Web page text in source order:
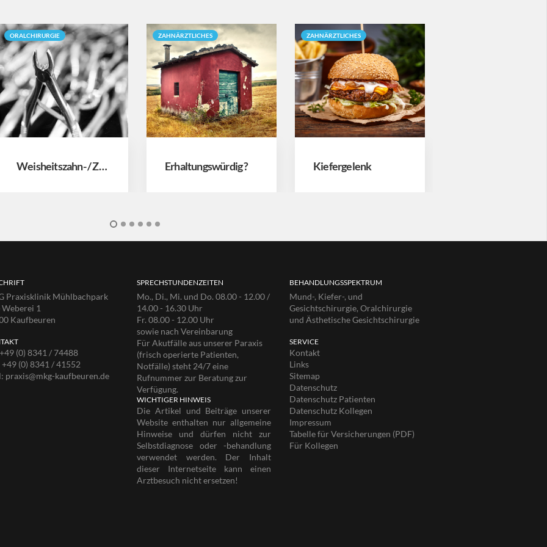
ORALCHIRURGIE
Weisheitszahn- / Zahnentfernung
ZAHNÄRZTLICHES
Erhaltungswürdig ?
ZAHNÄRZTLICHES
Kiefergelenk
Praxisklinik Mühlbachpark
1
Kaufbeuren
+49 (0) 8341 / 74488
+49 (0) 8341 / 41552
praxis@mkg-kaufbeuren.de
SPRECHSTUNDENZEITEN
Mo., Di., Mi. und Do. 08.00 - 12.00 /
14.00 - 16.30 Uhr
Fr. 08.00 - 12.00 Uhr
sowie nach Vereinbarung
Für Akutfälle aus unserer Paraxis
(frisch operierte Patienten,
Notfälle) steht 24/7 eine
Rufnummer zur Beratung zur
Verfügung.
WICHTIGER HINWEIS
Die Artikel und Beiträge unserer
Website enthalten nur allgemeine
Hinweise und dürfen nicht zur
Selbstdiagnose oder -behandlung
verwendet werden. Der Inhalt
dieser Internetseite kann einen
Arztbesuch nicht ersetzen!
BEHANDLUNGSSPEKTRUM
Mund-, Kiefer-, und
Gesichtschirurgie, Oralchirurgie
und Ästhetische Gesichtschirurgie
SERVICE
Kontakt
Links
Sitemap
Datenschutz
Datenschutz Patienten
Datenschutz Kollegen
Impressum
Tabelle für Versicherungen (PDF)
Für Kollegen